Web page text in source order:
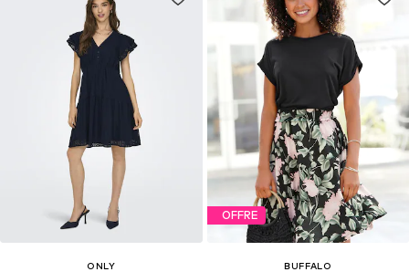
ONLY
OFFRE
BUFFALO